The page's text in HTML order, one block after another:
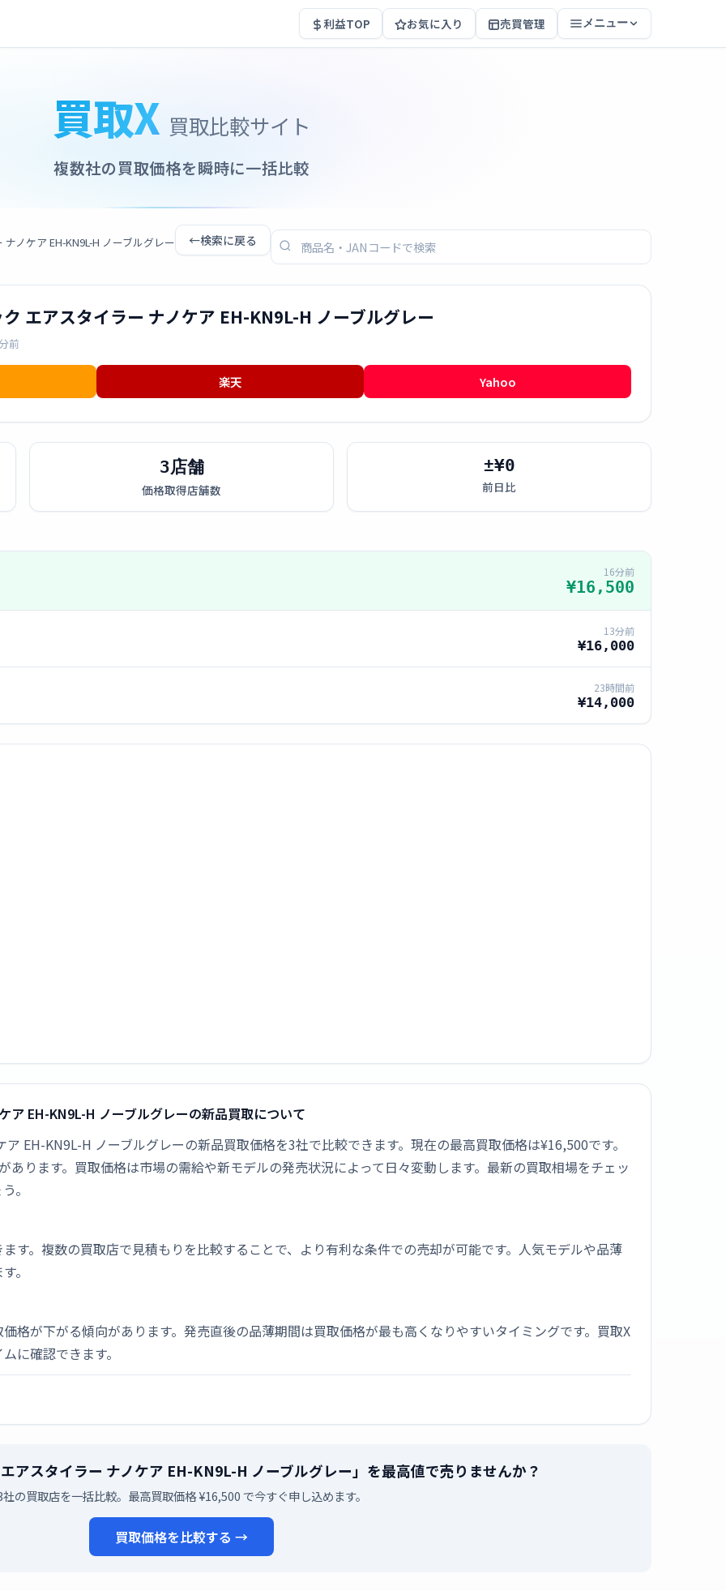
利益TOP お気に入り 売買管理 メニュー
買取X 買取比較サイト
複数社の買取価格を瞬時に一括比較
ノケア EH-KN9L-H ノーブルグレー ←検索に戻る
エアスタイラー ナノケア EH-KN9L-H ノーブルグレー
前
楽天 Yahoo
3店舗
価格取得店舗数
±¥0
前日比
16分前
¥16,500
13分前
¥16,000
23時間前
¥14,000
EH-KN9L-H ノーブルグレーの新品買取について
EH-KN9L-H ノーブルグレーの新品買取価格を3社で比較できます。現在の最高買取価格は¥16,500です。
あります。買取価格は市場の需給や新モデルの発売状況によって日々変動します。最新の買取相場をチェッ
。
す。複数の買取店で見積もりを比較することで、より有利な条件での売却が可能です。人気モデルや品薄
。
格が下がる傾向があります。発売直後の品薄期間は買取価格が最も高くなりやすいタイミングです。買取X
に確認できます。
アスタイラー ナノケア EH-KN9L-H ノーブルグレー」を最高値で売りませんか？
の買取店を一括比較。最高買取価格 ¥16,500 で今すぐ申し込めます。
買取価格を比較する →